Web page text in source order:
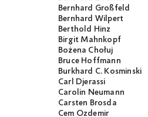
Bernhard Großfeld
Bernhard Wilpert
Berthold Hinz
Birgit Mahnkopf
Bożena Chołuj
Bruce Hoffmann
Burkhard C. Kosminski
Carl Djerassi
Carolin Neumann
Carsten Brosda
Cem Özdemir